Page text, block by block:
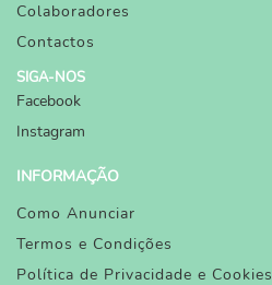
Colaboradores
Contactos
SIGA-NOS
Facebook
Instagram
INFORMAÇÃO
Como Anunciar
Termos e Condições
Política de Privacidade e Cookies